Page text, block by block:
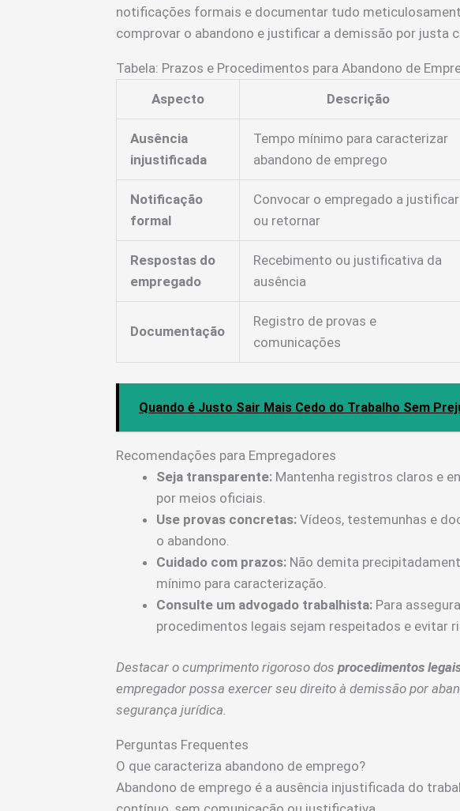
notificações formais e documentar tudo
comprovar o abandono e justificar a demissão por justa
Tabela: Prazos e Procedimentos para Abandono de
Aspecto
Descrição
Ausência
injustificada
Tempo mínimo para caracterizar
abandono de emprego
Notificação
formal
Convocar o empregado a justificar
ou retornar
Respostas do
empregado
Recebimento ou justificativa da
ausência
Documentação
Registro de provas e
comunicações
Quando é Justo Sair Mais Cedo do Trabalho Sem
Recomendações para Empregadores
Seja transparente: Mantenha registros claros e
por meios oficiais.
Use provas concretas: Vídeos, testemunhas e
o abandono.
Cuidado com prazos: Não demita
mínimo para caracterização.
Consulte um advogado trabalhista: Para
procedimentos legais sejam respeitados e evitar
Destacar o cumprimento rigoroso dos procedimentos
empregador possa exercer seu direito à demissão por
segurança jurídica.
Perguntas Frequentes
O que caracteriza abandono de emprego?
Abandono de emprego é a ausência injustificada do